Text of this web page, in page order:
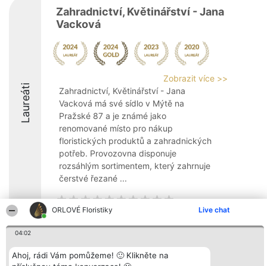
ORLOVÉ Floristiky Live chat
04:02
Ahoj, rádi Vám pomůžeme! 🙂 Klikněte na
Laureáti
Zahradnictví, Květinářství - Jana
Vacková
Zobrazit více >>
Zahradnictví, Květinářství - Jana
Vacková má své sídlo v Mýtě na
Pražské 87 a je známé jako
renomované místo pro nákup
floristických produktů a zahradnických
potřeb. Provozovna disponuje
rozsáhlým sortimentem, který zahrnuje
čerstvé řezané ...
Bright Side Solutions sp. z o.
o. sp. k.
Vítězové
Seznam všech